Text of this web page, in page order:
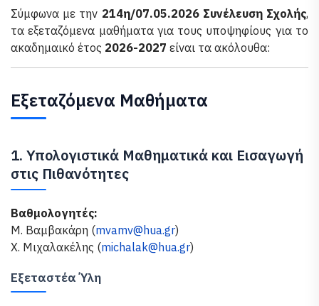
Σύμφωνα με την 214η/07.05.2026 Συνέλευση Σχολής,
τα εξεταζόμενα μαθήματα για τους υποψηφίους για το
ακαδημαικό έτος 2026-2027 είναι τα ακόλουθα:
Εξεταζόμενα Μαθήματα
1. Υπολογιστικά Μαθηματικά και Εισαγωγή
στις Πιθανότητες
Βαθμολογητές:
Μ. Βαμβακάρη (mvamv@hua.gr)
Χ. Μιχαλακέλης (michalak@hua.gr)
Εξεταστέα Ύλη